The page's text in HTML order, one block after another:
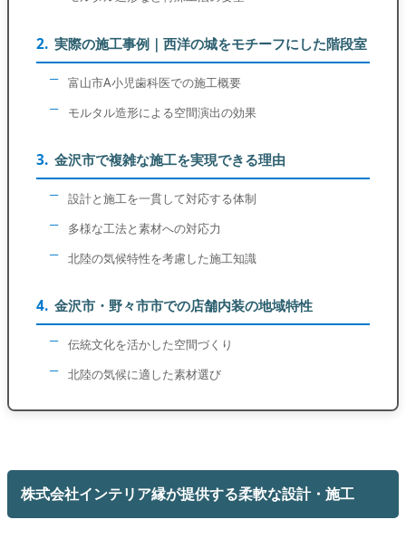
実際の施工事例｜西洋の城をモチーフにした階段室
富山市A小児歯科医での施工概要
モルタル造形による空間演出の効果
金沢市で複雑な施工を実現できる理由
設計と施工を一貫して対応する体制
多様な工法と素材への対応力
北陸の気候特性を考慮した施工知識
金沢市・野々市市での店舗内装の地域特性
伝統文化を活かした空間づくり
北陸の気候に適した素材選び
株式会社インテリア縁が提供する柔軟な設計・施工